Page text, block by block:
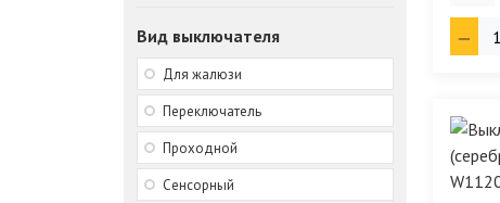
Вид выключателя
Для жалюзи
Переключатель
Проходной
Сенсорный